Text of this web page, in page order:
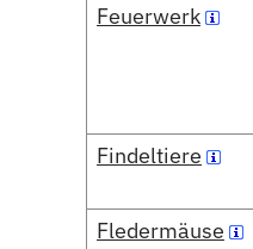
Feuerwerk
Findeltiere
Fledermäuse